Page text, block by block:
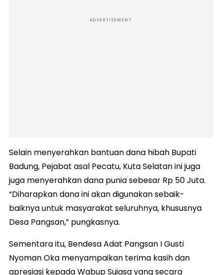
ADVERTISEMENT
Selain menyerahkan bantuan dana hibah Bupati
Badung, Pejabat asal Pecatu, Kuta Selatan ini juga
juga menyerahkan dana punia sebesar Rp 50 Juta.
“Diharapkan dana ini akan digunakan sebaik-
baiknya untuk masyarakat seluruhnya, khususnya
Desa Pangsan,” pungkasnya.
Sementara itu, Bendesa Adat Pangsan I Gusti
Nyoman Oka menyampaikan terima kasih dan
apresiasi kepada Wabup Suiasa yang secara